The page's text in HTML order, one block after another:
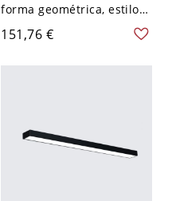
forma geométrica, estilo
moderno y sencillo, de
madera, con 1 luz, para
comedor - Rectángulo 110
151,76 €